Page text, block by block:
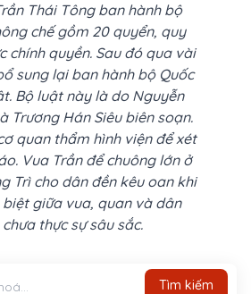
Thái Tông ban hành bộ
chế gồm 20 quyển, quy
chính quyền. Sau đó qua vài
sung lại ban hành bộ Quốc
Bộ luật này là do Nguyễn
Trương Hán Siêu biên soạn.
quan thẩm hình viện để xét
Vua Trần để chuông lớn ở
Trì cho dân đền kêu oan khi
biệt giữa vua, quan và dân
thực sự sâu sắc.
Tìm kiếm